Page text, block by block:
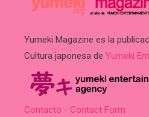
Yumeki Magazine es la
Cultura japonesa de Yumeki
Contacto - Contact Form